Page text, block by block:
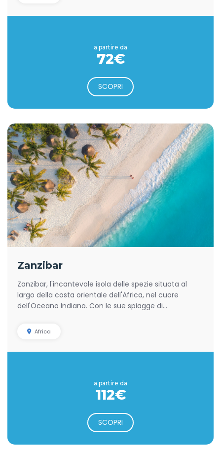
a partire da
72€
SCOPRI
Zanzibar
Zanzibar, l'incantevole isola delle spezie situata al
largo della costa orientale dell'Africa, nel cuore
dell'Oceano Indiano. Con le sue spiagge di...
Africa
a partire da
112€
SCOPRI